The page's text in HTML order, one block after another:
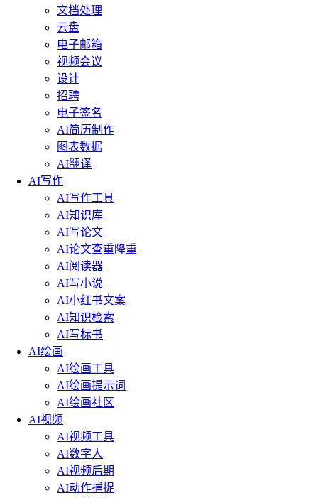
文档处理
云盘
电子邮箱
视频会议
设计
招聘
电子签名
AI简历制作
图表数据
AI翻译
AI写作
AI写作工具
AI知识库
AI写论文
AI论文查重降重
AI阅读器
AI写小说
AI小红书文案
AI知识检索
AI写标书
AI绘画
AI绘画工具
AI绘画提示词
AI绘画社区
AI视频
AI视频工具
AI数字人
AI视频后期
AI动作捕捉